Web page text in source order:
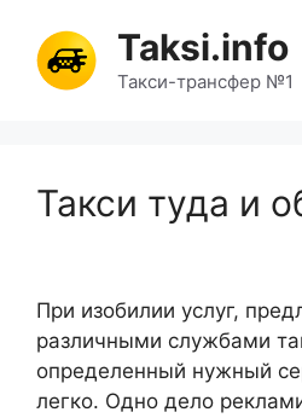
содержимому
Taksi.info
Такси-трансфер №1
Такси туда и
При изобилии услуг,
различными службами
определенный нужный
легко. Одно дело